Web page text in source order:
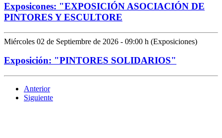
Exposicones: "EXPOSICIÓN ASOCIACIÓN DE
PINTORES Y ESCULTORE
Miércoles 02 de Septiembre de 2026 - 09:00 h (Exposiciones)
Exposición: "PINTORES SOLIDARIOS"
Anterior
Siguiente